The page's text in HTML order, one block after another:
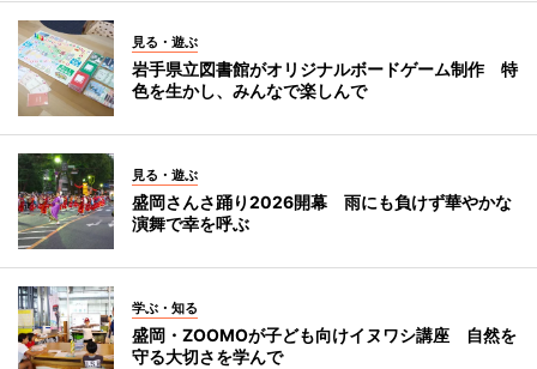
見る・遊ぶ
岩手県立図書館がオリジナルボードゲーム制作 特
色を生かし、みんなで楽しんで
見る・遊ぶ
盛岡さんさ踊り2026開幕 雨にも負けず華やかな
演舞で幸を呼ぶ
学ぶ・知る
盛岡・ZOOMOが子ども向けイヌワシ講座 自然を
守る大切さを学んで